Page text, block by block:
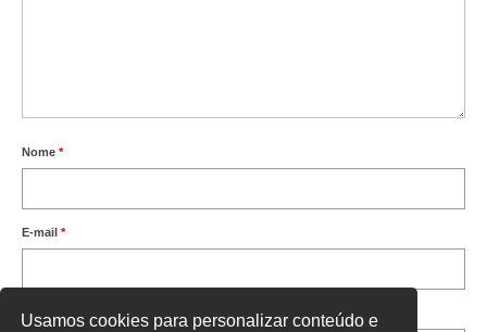
Nome *
E-mail *
Site
Usamos cookies para personalizar conteúdo e